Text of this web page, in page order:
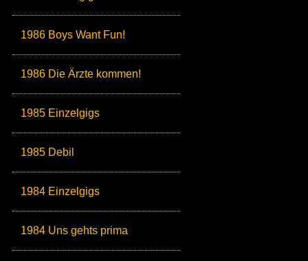
1986 Boys Want Fun!
1986 Die Ärzte kommen!
1985 Einzelgigs
1985 Debil
1984 Einzelgigs
1984 Uns gehts prima